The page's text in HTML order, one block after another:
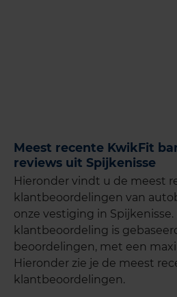
Meest recente KwikFit
reviews uit Spijkenisse
Hieronder vindt u de meest
klantbeoordelingen van
onze vestiging in Spijkenisse.
klantbeoordeling is
beoordelingen, met een
Hieronder zie je de meest
klantbeoordelingen.